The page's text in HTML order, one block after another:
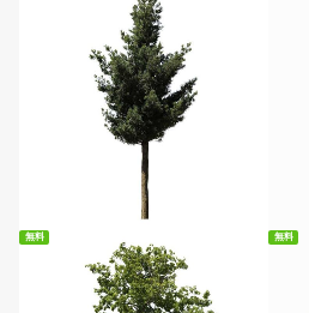
無料ダウンロード
無料 無料